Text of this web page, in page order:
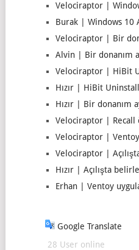
Velociraptor |
Burak | Windows 10
Velociraptor | Bir
Alvin | Bir donanım
Velociraptor | HiBit
Hızır | HiBit
Hızır | Bir donanım
Velociraptor | Recall
Velociraptor | Ventoy
Velociraptor |
Hızır | Açılışta
Erhan | Ventoy
Google Translate
28 User online